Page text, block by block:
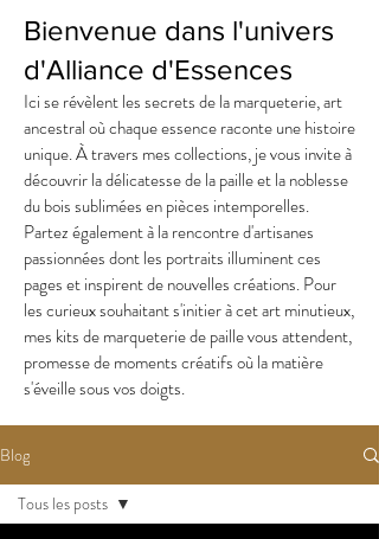
Bienvenue dans l'univers
d'Alliance d'Essences
Ici se révèlent les secrets de la marqueterie, art
ancestral où chaque essence raconte une histoire
unique. À travers mes collections, je vous invite à
découvrir la délicatesse de la paille et la noblesse
du bois sublimées en pièces intemporelles.
Partez également à la rencontre d'artisanes
passionnées dont les portraits illuminent ces
pages et inspirent de nouvelles créations. Pour
les curieux souhaitant s'initier à cet art minutieux,
mes kits de marqueterie de paille vous attendent,
promesse de moments créatifs où la matière
s'éveille sous vos doigts.
Blog
Tous les posts